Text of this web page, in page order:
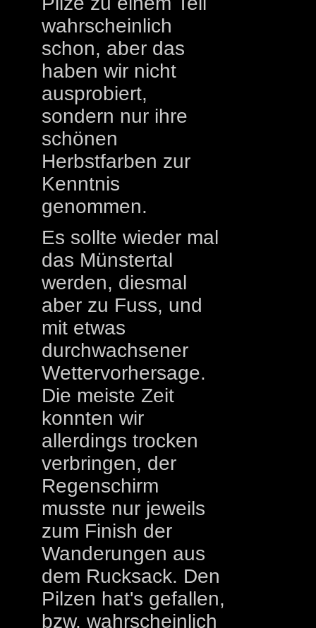
wahrscheinlich
schon, aber das
haben wir nicht
ausprobiert,
sondern nur ihre
schönen
Herbstfarben zur
Kenntnis
genommen.
Es sollte wieder mal
das Münstertal
werden, diesmal
aber zu Fuss, und
mit etwas
durchwachsener
Wettervorhersage.
Die meiste Zeit
konnten wir
allerdings trocken
verbringen, der
Regenschirm
musste nur jeweils
zum Finish der
Wanderungen aus
dem Rucksack. Den
Pilzen hat's gefallen,
bzw. wahrscheinlich